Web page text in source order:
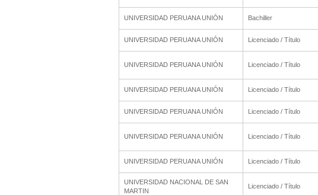
UNIVERSIDAD PERUANA UNIÓN Bachiller
UNIVERSIDAD PERUANA UNIÓN Licenciado / Título
UNIVERSIDAD PERUANA UNIÓN Licenciado / Título
UNIVERSIDAD PERUANA UNIÓN Licenciado / Título
UNIVERSIDAD PERUANA UNIÓN Licenciado / Título
UNIVERSIDAD PERUANA UNIÓN Licenciado / Título
UNIVERSIDAD PERUANA UNIÓN Licenciado / Título
UNIVERSIDAD NACIONAL DE SAN
MARTIN
Licenciado / Título